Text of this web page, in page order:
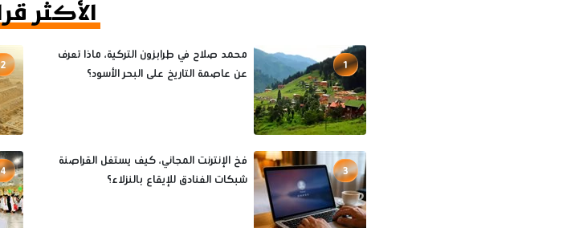
الأكثر
1
محمد صلاح في طرابزون التركية، ماذا تعرف
عن عاصمة التاريخ على البحر الأسود؟
2
3
فخ الإنترنت المجاني، كيف يستغل القراصنة
شبكات الفنادق للإيقاع بالنزلاء؟
4